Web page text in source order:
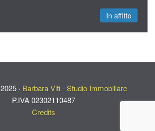
In affitto
2025 · Barbara Viti - Studio Immobiliare
P.IVA 02302110487
Credits